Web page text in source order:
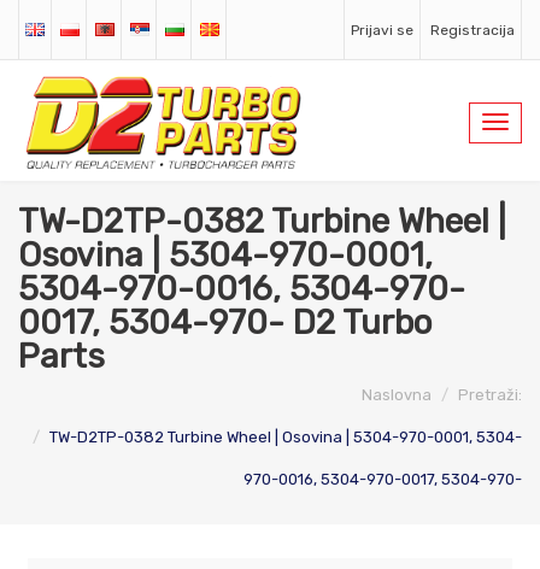
Prijavi se Registracija
TW-D2TP-0382 Turbine Wheel |
Osovina | 5304-970-0001,
5304-970-0016, 5304-970-
0017, 5304-970- D2 Turbo
Parts
Naslovna Pretraži:
TW-D2TP-0382 Turbine Wheel | Osovina | 5304-970-0001, 5304-
970-0016, 5304-970-0017, 5304-970-